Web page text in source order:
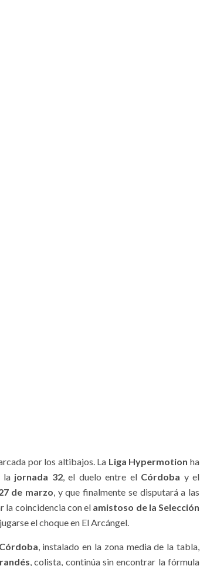
por los altibajos. La Liga Hypermotion ha
la jornada 32, el duelo entre el Córdoba y el
de marzo, y que finalmente se disputará a las
la coincidencia con el amistoso de la Selección
el choque en El Arcángel.
Córdoba, instalado en la zona media de la tabla,
, colista, continúa sin encontrar la fórmula